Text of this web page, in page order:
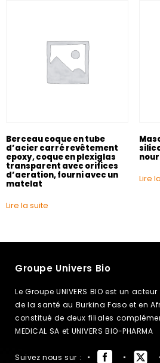
Berceau coque en tube
d’acier carré revêtement
epoxy, coque en plexiglas
transparent avec orifices
d’aeration, fourni avec un
matelat
Lire la suite
Lire
Groupe Univers Bio
Le Groupe UNIVERS BIO est un
de la santé au Burkina Faso et en
constitué de deux filiales
MEDICAL SA et UNIVERS BIO-PHARMA
Suivez nous sur :